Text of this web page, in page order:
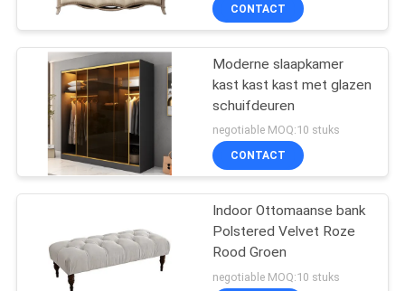
NIEUWS
ALLE
GEVALLEN
VRAAG
OFFERTE
Ruimte capsule huis
CONTACT
Moderne slaapkamer
kast kast kast met glazen
schuifdeuren
negotiable MOQ:10 stuks
CONTACT
Indoor Ottomaanse bank
Polstered Velvet Roze
Rood Groen
negotiable MOQ:10 stuks